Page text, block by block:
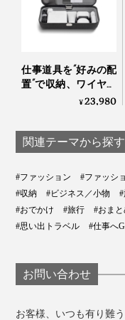
写真左がプロダクトエンジニ
ますが、本品は無
能。
『_go』の白いロゴ
で、伸縮性を妨げま
使う人次第で用途
方も、#MONOCO
仕事道具を“好みの配
置”で収納、ワイヤレ
ス充電台つきの「ガ
¥23,980
関連テーマから探す
#ファッション #ファッシ
#収納
#ビジネス／小物
#おでかけ
#旅行 #おま
#思い出トラベル
#仕事へ
お問い合わせ
お客様、いつも有り難